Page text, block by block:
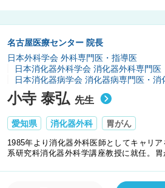
名古屋医療センター 院長
日本外科学会 外科専門医・指導医
日本消化器外科学会 消化器外科専門医
日本消化器病学会 消化器病専門医・消
小寺 泰弘 先生
愛知県 消化器外科 胃がん
1985年より消化器外科医師としてキャリ
系研究科消化器外科学講座教授に就任。